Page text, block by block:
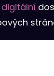
digitální